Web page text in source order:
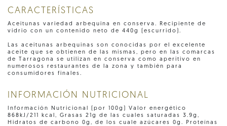
CARACTERÍSTICAS
Aceitunas variedad arbequina en conserva. Recipiente de
vidrio con un contenido neto de 440g (escurrido).
Las aceitunas arbequinas son conocidas por el excelente
aceite que se obtienen de las mismas, pero en las comarcas
de Tarragona se utilizan en conserva como aperitivo en
numerosos restaurantes de la zona y también para
consumidores finales.
INFORMACIÓN NUTRICIONAL
Información Nutricional (por 100g) Valor energético
868kJ/211 kcal, Grasas 21g de las cuales saturadas 3.9g,
Hidratos de carbono 0g, de los cuale azúcares 0g. Proteínas